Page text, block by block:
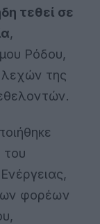
τεθεί σε
,
Ρόδου,
της
του
φορέων